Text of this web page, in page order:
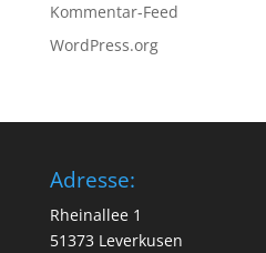
Kommentar-Feed
WordPress.org
Adresse:
Rheinallee 1
51373 Leverkusen